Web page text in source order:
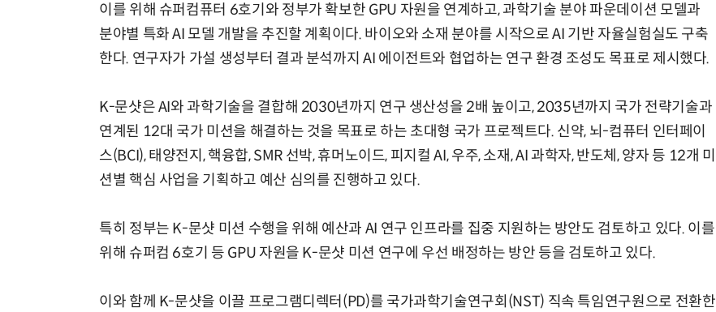
이를 위해 슈퍼컴퓨터 6호기와 정부가 확보한 GPU 자원을 연계하고, 과학기술 분야 파운데이션 모델과
분야별 특화 AI 모델 개발을 추진할 계획이다. 바이오와 소재 분야를 시작으로 AI 기반 자율실험실도 구축
한다. 연구자가 가설 생성부터 결과 분석까지 AI 에이전트와 협업하는 연구 환경 조성도 목표로 제시했다.
K-문샷은 AI와 과학기술을 결합해 2030년까지 연구 생산성을 2배 높이고, 2035년까지 국가 전략기술과
연계된 12대 국가 미션을 해결하는 것을 목표로 하는 초대형 국가 프로젝트다. 신약, 뇌-컴퓨터 인터페이
스(BCI), 태양전지, 핵융합, SMR 선박, 휴머노이드, 피지컬 AI, 우주, 소재, AI 과학자, 반도체, 양자 등 12개 미
션별 핵심 사업을 기획하고 예산 심의를 진행하고 있다.
특히 정부는 K-문샷 미션 수행을 위해 예산과 AI 연구 인프라를 집중 지원하는 방안도 검토하고 있다. 이를
위해 슈퍼컴 6호기 등 GPU 자원을 K-문샷 미션 연구에 우선 배정하는 방안 등을 검토하고 있다.
이와 함께 K-문샷을 이끌 프로그램디렉터(PD)를 국가과학기술연구회(NST) 직속 특임연구원으로 전환한